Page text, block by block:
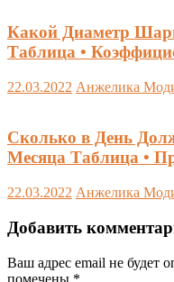
Какой Диаметр
Таблица •
22.03.2022 Анжелика
Сколько в День
Месяца Таблица •
22.03.2022 Анжелика
Добавить
Ваш адрес email не будет
помечены *